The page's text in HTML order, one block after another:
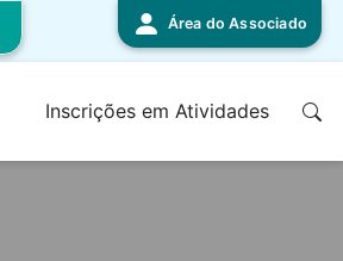
Área do Associado
Inscrições em Atividades